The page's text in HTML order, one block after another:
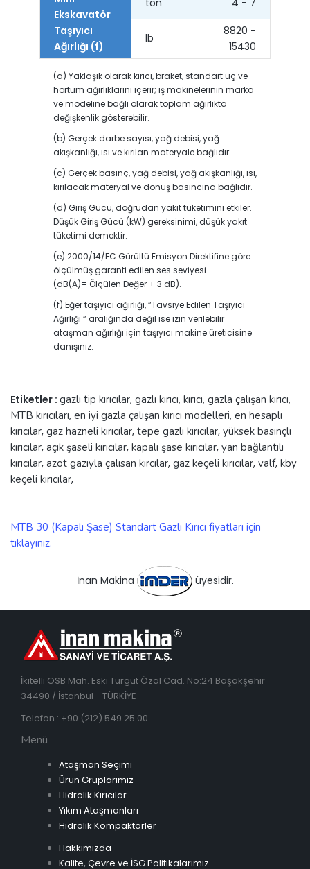
Ekskavatör
Taşıyıcı
Ağırlığı (f)
ton 4 - 7
lb
8820 -
15430
(a) Yaklaşık olarak kırıcı, braket, standart uç ve
hortum ağırlıklarını içerir; iş makinelerinin marka
ve modeline bağlı olarak toplam ağırlıkta
değişkenlik gösterebilir.
(b) Gerçek darbe sayısı, yağ debisi, yağ
akışkanlığı, ısı ve kırılan materyale bağlıdır.
(c) Gerçek basınç, yağ debisi, yağ akışkanlığı, ısı,
kırılacak materyal ve dönüş basıncına bağlıdır.
(d) Giriş Gücü, doğrudan yakıt tüketimini etkiler.
Düşük Giriş Gücü (kW) gereksinimi, düşük yakıt
tüketimi demektir.
(e) 2000/14/EC Gürültü Emisyon Direktifine göre
ölçülmüş garanti edilen ses seviyesi
(dB(A)= Ölçülen Değer + 3 dB).
(f) Eğer taşıyıcı ağırlığı, “Tavsiye Edilen Taşıyıcı
Ağırlığı “ aralığında değil ise izin verilebilir
ataşman ağırlığı için taşıyıcı makine üreticisine
danışınız.
Etiketler : gazlı tip kırıcılar, gazlı kırıcı, kırıcı, gazla çalışan kırıcı,
MTB kırıcıları, en iyi gazla çalışan kırıcı modelleri, en hesaplı
kırıcılar, gaz hazneli kırıcılar, tepe gazlı kırıcılar, yüksek basınçlı
kırıcılar, açık şaseli kırıcılar, kapalı şase kırıcılar, yan bağlantılı
kırıcılar, azot gazıyla çalısan kırcılar, gaz keçeli kırıcılar, valf, kby
keçeli kırıcılar,
MTB 30 (Kapalı Şase) Standart Gazlı Kırıcı fiyatları için
tıklayınız.
İnan Makina üyesidir.
İkitelli OSB Mah. Eski Turgut Özal Cad. No:24 Başakşehir
34490 / İstanbul - TÜRKİYE
Telefon : +90 (212) 549 25 00
Menü
Ataşman Seçimi
Ürün Gruplarımız
Hidrolik Kırıcılar
Yıkım Ataşmanları
Hidrolik Kompaktörler
Hakkımızda
Kalite, Çevre ve İSG Politikalarımız